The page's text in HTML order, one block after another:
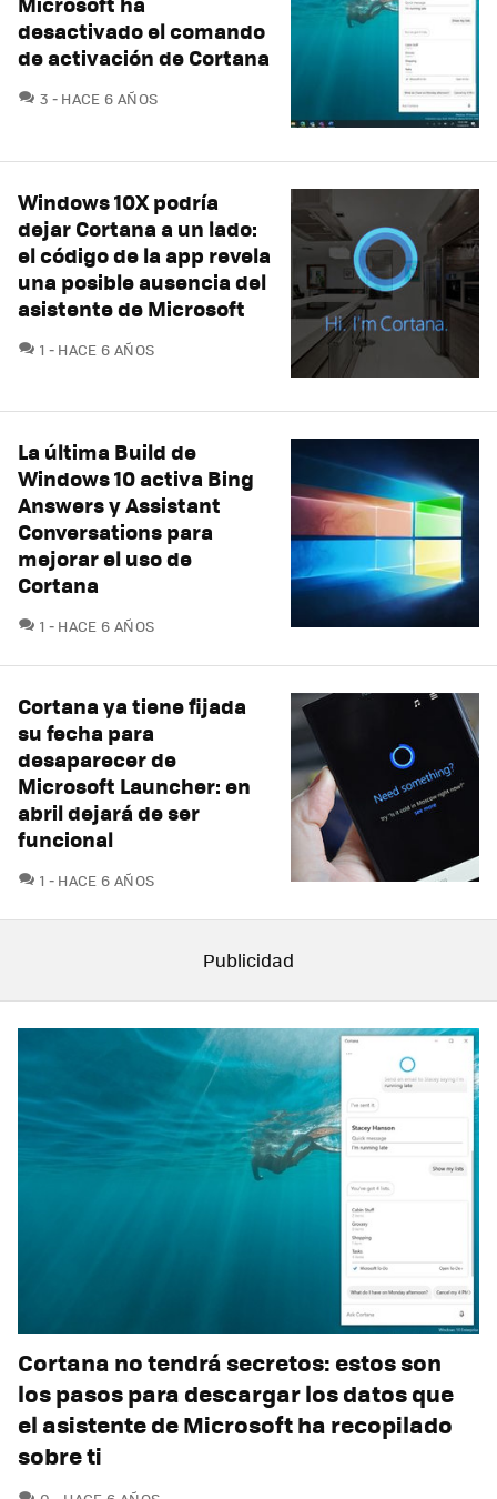
desactivado el comando
de activación de Cortana
3 COMENTARIOS
HACE 6 AÑOS
Windows 10X podría
dejar Cortana a un lado:
el código de la app revela
una posible ausencia del
asistente de Microsoft
1 COMENTARIOS
HACE 6 AÑOS
La última Build de
Windows 10 activa Bing
Answers y Assistant
Conversations para
mejorar el uso de
Cortana
1 COMENTARIOS
HACE 6 AÑOS
Cortana ya tiene fijada
su fecha para
desaparecer de
Microsoft Launcher: en
abril dejará de ser
funcional
1 COMENTARIOS
HACE 6 AÑOS
Cortana no tendrá secretos: estos son
los pasos para descargar los datos que
el asistente de Microsoft ha recopilado
sobre ti